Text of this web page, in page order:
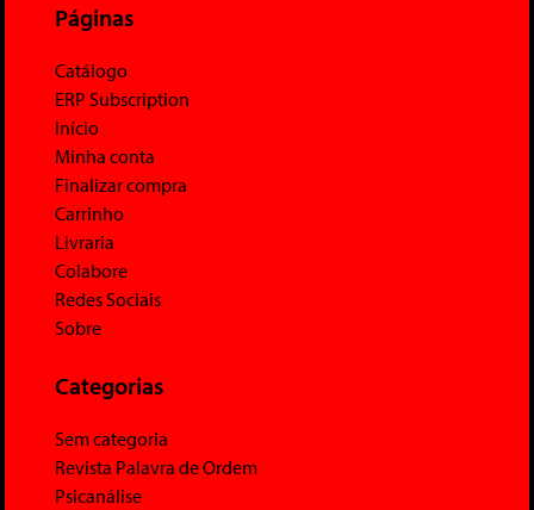
Páginas
Catálogo
ERP Subscription
Início
Minha conta
Finalizar compra
Carrinho
Livraria
Colabore
Redes Sociais
Sobre
Categorias
Sem categoria
Revista Palavra de Ordem
Psicanálise